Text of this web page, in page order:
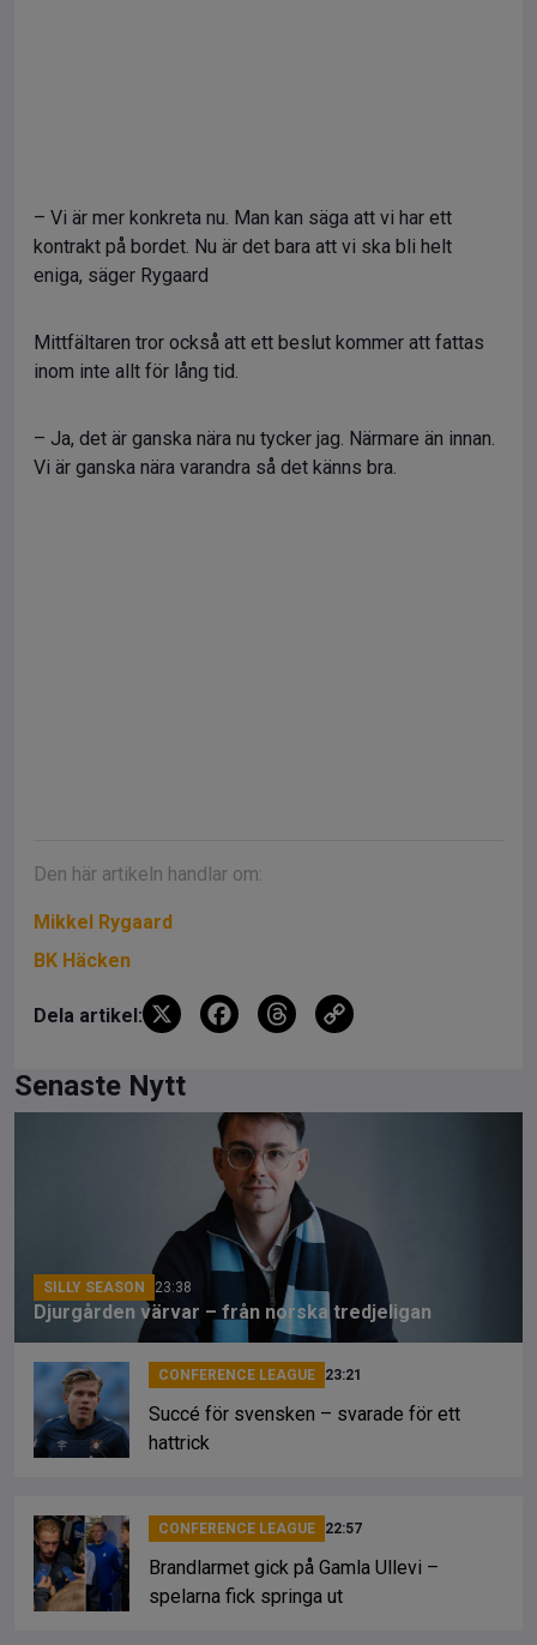
– Vi är mer konkreta nu. Man kan säga att vi har ett
kontrakt på bordet. Nu är det bara att vi ska bli helt
eniga, säger Rygaard
Mittfältaren tror också att ett beslut kommer att fattas
inom inte allt för lång tid.
– Ja, det är ganska nära nu tycker jag. Närmare än innan.
Vi är ganska nära varandra så det känns bra.
Den här artikeln handlar om:
Mikkel Rygaard
BK Häcken
Dela artikel: X
F
b
o
o
k
T
a
d
s
Senaste Nytt
SILLY SEASON 23:38
Djurgården värvar – från norska tredjeligan
CONFERENCE LEAGUE 23:21
Succé för svensken – svarade för ett
hattrick
CONFERENCE LEAGUE 22:57
Brandlarmet gick på Gamla Ullevi –
spelarna fick springa ut